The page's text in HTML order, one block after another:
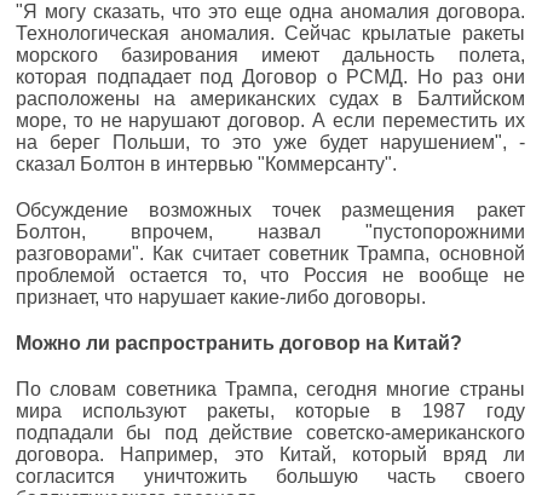
"Я могу сказать, что это еще одна аномалия договора.
Технологическая аномалия. Сейчас крылатые ракеты
морского базирования имеют дальность полета,
которая подпадает под Договор о РСМД. Но раз они
расположены на американских судах в Балтийском
море, то не нарушают договор. А если переместить их
на берег Польши, то это уже будет нарушением", -
сказал Болтон в интервью "Коммерсанту".
Обсуждение возможных точек размещения ракет
Болтон, впрочем, назвал "пустопорожними
разговорами". Как считает советник Трампа, основной
проблемой остается то, что Россия не вообще не
признает, что нарушает какие-либо договоры.
Можно ли распространить договор на Китай?
По словам советника Трампа, сегодня многие страны
мира используют ракеты, которые в 1987 году
подпадали бы под действие советско-американского
договора. Например, это Китай, который вряд ли
согласится уничтожить большую часть своего